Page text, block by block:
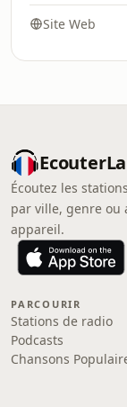
Site Web
Écoutez les
par ville, genre
appareil.
PARCOURIR
Stations de radio
Podcasts
Chansons